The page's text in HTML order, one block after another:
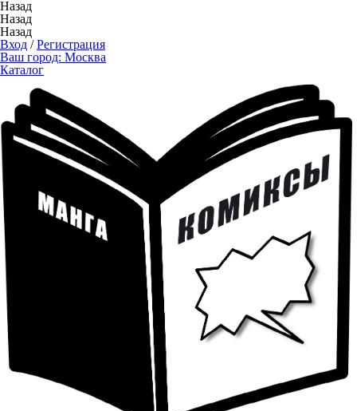
Назад
Назад
Назад
Вход /Регистрация
Ваш город: Москва
Каталог